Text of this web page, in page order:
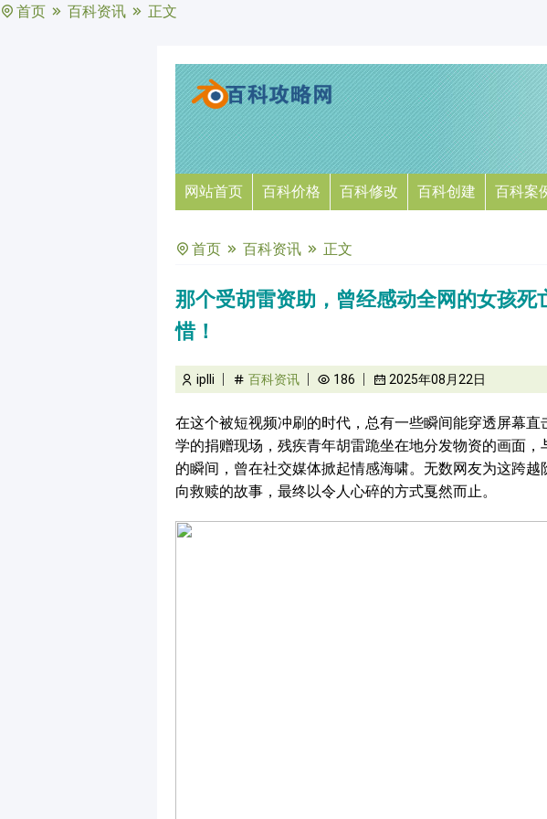
首页 百科资讯 正文
网站首页 百科价格 百科修改 百科创建 百科案
首页 百科资讯 正文
那个受胡雷资助，曾经感动全网的女孩死
惜！
iplli 百科资讯 186 2025年08月22日
在这个被短视频冲刷的时代，总有一些瞬间能穿透屏幕
学的捐赠现场，残疾青年胡雷跪坐在地分发物资的画面
的瞬间，曾在社交媒体掀起情感海啸。无数网友为这跨
向救赎的故事，最终以令人心碎的方式戛然而止。